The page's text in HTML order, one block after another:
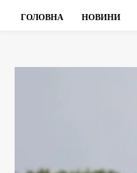
ГОЛОВНА НОВИНИ